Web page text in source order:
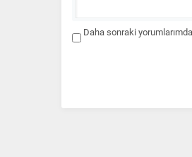
Daha sonraki